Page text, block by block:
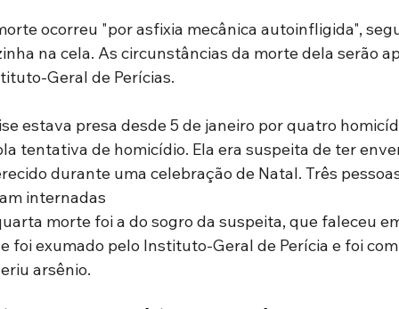
ocorreu "por asfixia mecânica autoinfligida",
na cela. As circunstâncias da morte dela serão
Geral de Perícias.
estava presa desde 5 de janeiro por quatro
tentativa de homicídio. Ela era suspeita de ter
durante uma celebração de Natal. Três
internadas
morte foi a do sogro da suspeita, que faleceu
foi exumado pelo Instituto-Geral de Perícia e foi
arsênio.